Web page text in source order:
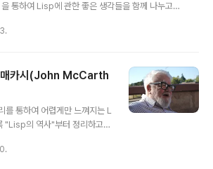
통하여 Lisp에 관한 좋은 생각들을 함께 나누고
입니다. 저 역시 매번 맨땅에 헤딩하고 있습니다. 사
지만, 기본적인 자료 찾는데 너무 시간을 많이 소비
. 그래서 Lisp에 관련된 자료를 체계적으로 정리하
이란 위키를..
카시(John McCarth
를 통하여 어렵게만 느껴지는 L
"Lisp의 역사"부터 정리하고자
입니다. 이분이 어떤 분인지